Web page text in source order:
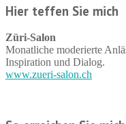
Hier teffen Sie mich
Züri-Salon
Monatliche moderierte
Inspiration und Dialog.
www.zueri-salon.ch